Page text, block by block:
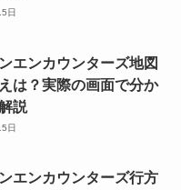
日
エンカウンターズ地図
は？実際の画面で分か
説
日
エンカウンターズ行方